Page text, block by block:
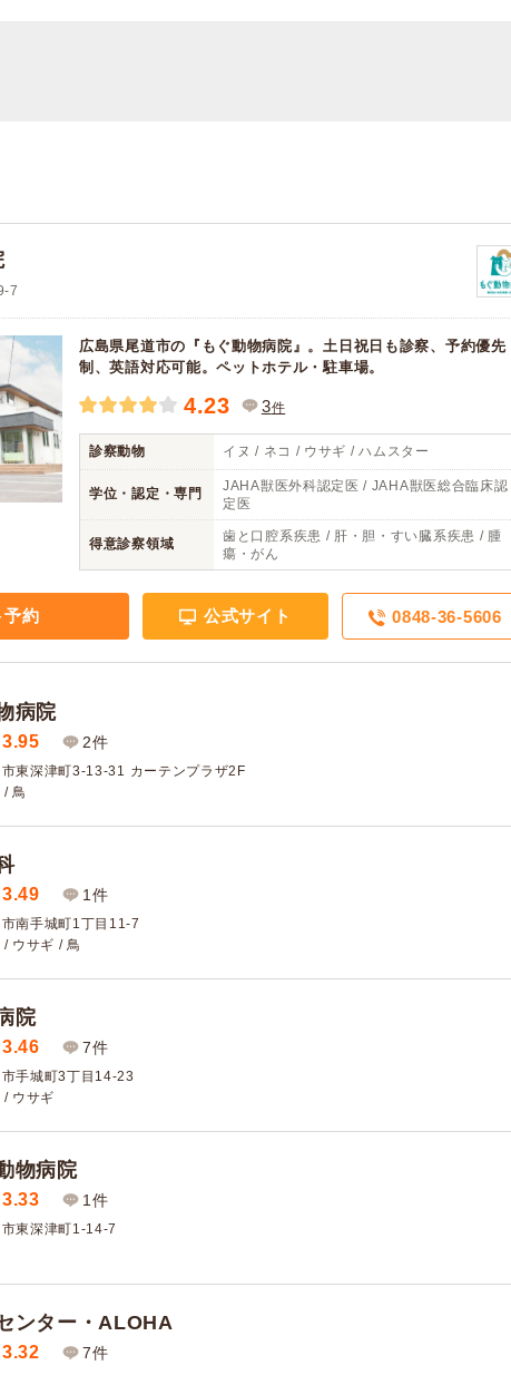
7
広島県尾道市の『もぐ動物病院』。土日祝日も診察、予約優先
制、英語対応可能。ペットホテル・駐車場。
4.23 3件
診察動物 イヌ / ネコ / ウサギ / ハムスター
学位・認定・専門
JAHA獣医外科認定医 / JAHA獣医総合臨床認
定医
得意診察領域
歯と口腔系疾患 / 肝・胆・すい臓系疾患 / 腫
瘍・がん
予約 公式サイト 0848-36-5606
病院
3.95 2件
東深津町3-13-31 カーテンプラザ2F
/ 鳥
3.49 1件
南手城町1丁目11-7
ウサギ / 鳥
院
3.46 7件
手城町3丁目14-23
/ ウサギ
物病院
3.33 1件
東深津町1-14-7
ンター・ALOHA
3.32 7件